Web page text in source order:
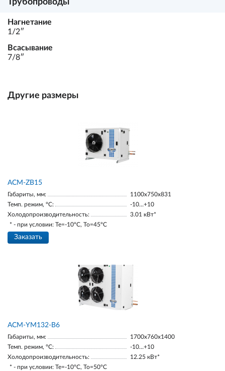
Трубопроводы
Нагнетание
1/2ʺ
Всасывание
7/8ʺ
Другие размеры
ACM-ZB15
Габариты, мм:
1100х750х831
Темп. режим, °С:
-10…+10
Холодопроизводительность:
3.01 кВт*
* - при условии: Te=-10ºC, To=45ºC
Заказать
АСМ-YM132-В6
Габариты, мм:
1700х760х1400
Темп. режим, °С:
-10…+10
Холодопроизводительность:
12.25 кВт*
* - при условии: Te=-10ºC, To=50ºC